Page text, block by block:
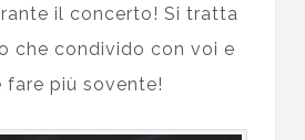
il concerto! Si tratta
che condivido con voi e
più sovente!